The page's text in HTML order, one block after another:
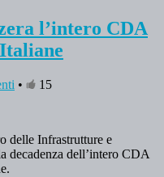
l’intero CDA
•
15
delle Infrastrutture e
decadenza dell’intero CDA